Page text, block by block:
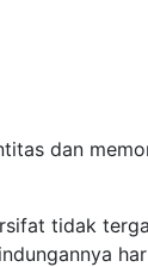
dan
tidak